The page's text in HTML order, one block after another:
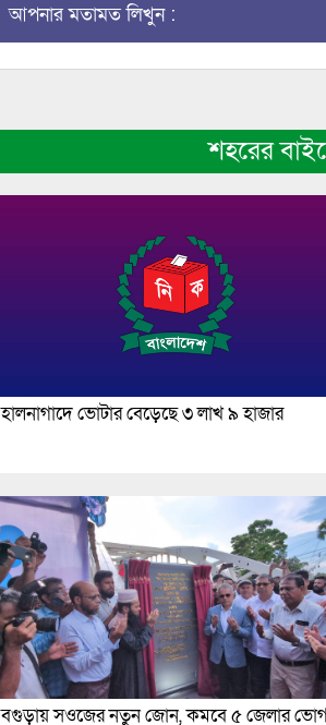
আপনার মতামত লিখুন :
শহরের
হালনাগাদে ভোটার বেড়েছে ৩ লাখ ৯ হাজার
বগুড়ায় সওজের নতুন জোন, কমবে ৫ জেলার